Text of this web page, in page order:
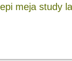
meja study